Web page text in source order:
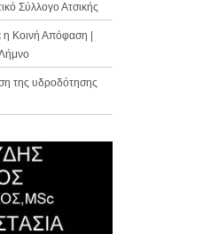
Σύλλογο Ατσικής
η Κοινή Απόφαση |
της υδροδότησης